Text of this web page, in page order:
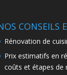
CONSEILS
Rénovation de
Prix estimatifs en
coûts et étapes de